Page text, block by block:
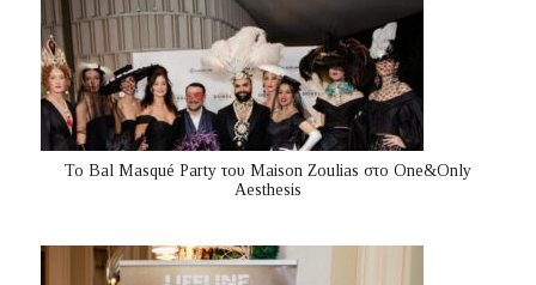
Το Bal Masqué Party του Maison Zoulias στο One&Only
Aesthesis